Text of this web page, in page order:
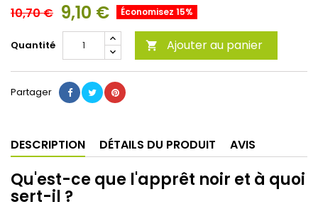
10,70 € 9,10 € Économisez 15%
Quantité  Ajouter au panier
Partager
DESCRIPTION DÉTAILS DU PRODUIT AVIS
Qu'est-ce que l'apprêt noir et à quoi
sert-il ?